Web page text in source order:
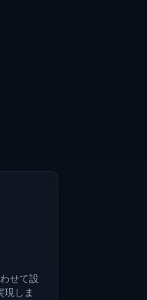
せて設
現しま